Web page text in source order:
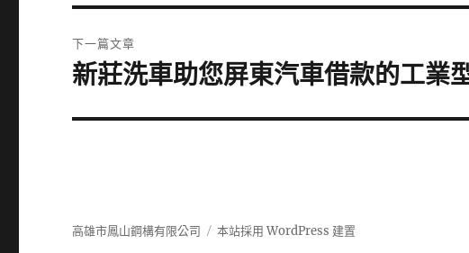
篇
文
章:
下一篇文章
下
篇
新莊洗車助您屏東汽車借款的工業
高雄市鳳山鋼構有限公司 本站採用 WordPress 建置